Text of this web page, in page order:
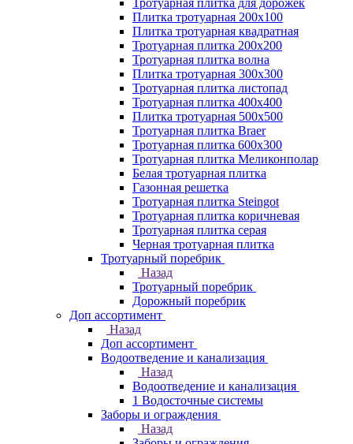
Тротуарная плитка для дорожек
Плитка тротуарная 200х100
Плитка тротуарная квадратная
Тротуарная плитка 200х200
Тротуарная плитка волна
Плитка тротуарная 300х300
Тротуарная плитка листопад
Тротуарная плитка 400х400
Плитка тротуарная 500x500
Тротуарная плитка Braer
Тротуарная плитка 600х300
Тротуарная плитка Меликонполар
Белая тротуарная плитка
Газонная решетка
Тротуарная плитка Steingot
Тротуарная плитка коричневая
Тротуарная плитка серая
Черная тротуарная плитка
Тротуарный поребрик
Назад
Тротуарный поребрик
Дорожный поребрик
Доп ассортимент
Назад
Доп ассортимент
Водоотведение и канализация
Назад
Водоотведение и канализация
1 Водосточные системы
Заборы и ограждения
Назад